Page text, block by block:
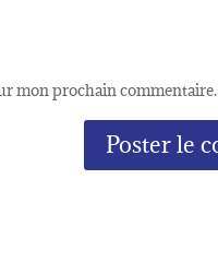
mon prochain commentaire.